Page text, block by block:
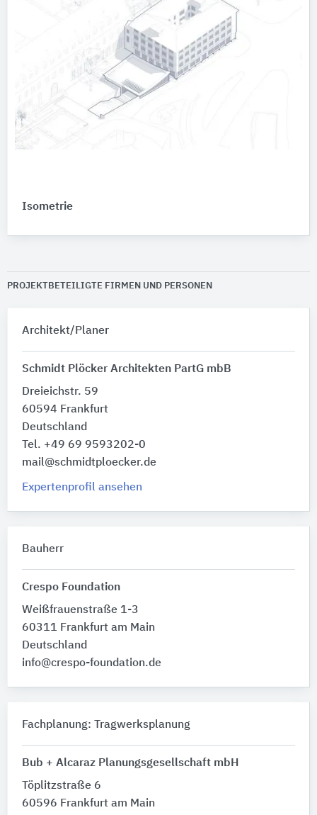
Isometrie
PROJEKTBETEILIGTE FIRMEN UND PERSONEN
Architekt/Planer
Schmidt Plöcker Architekten PartG mbB
Dreieichstr. 59
60594 Frankfurt
Deutschland
Tel. +49 69 9593202-0
mail@schmidtploecker.de
Expertenprofil ansehen
Bauherr
Crespo Foundation
Weißfrauenstraße 1-3
60311 Frankfurt am Main
Deutschland
info@crespo-foundation.de
Fachplanung: Tragwerksplanung
Bub + Alcaraz Planungsgesellschaft mbH
Töplitzstraße 6
60596 Frankfurt am Main